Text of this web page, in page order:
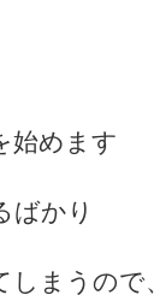
始めます
ばかり
しまうので